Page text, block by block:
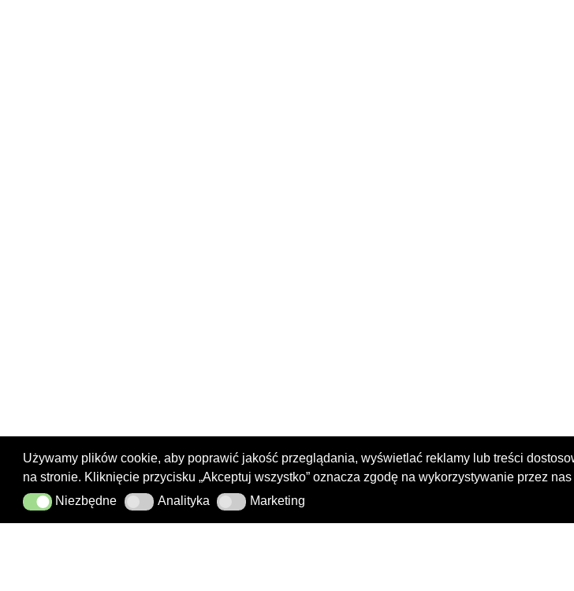
Używamy plików cookie, aby poprawić jakość przeglądania, wyświetlać reklamy lub treści
na stronie. Kliknięcie przycisku „Akceptuj wszystko” oznacza zgodę na wykorzystywanie przez
Niezbędne
Niezbędne Analityka
Analityka Marketing
Marketing